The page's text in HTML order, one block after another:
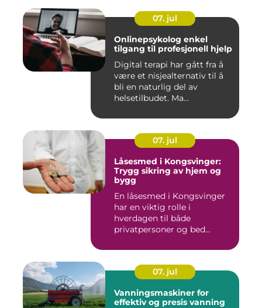
07. jul
Onlinepsykolog enkel
tilgang til profesjonell hjelp
Digital terapi har gått fra å
være et nisjealternativ til å
bli en naturlig del av
helsetilbudet. Ma...
07. jul
Låsesmed i Kongsvinger:
Trygg sikring av hjem og
bygg
En låsesmed i Kongsvinger
har en viktig rolle i
hverdagen til både
privatpersoner og bed...
07. jul
Vanningsmaskiner for
effektiv og presis vanning